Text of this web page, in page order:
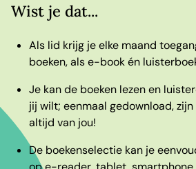
Wist je dat...
Als lid krijg je elke maand
boeken, als e-book én
Je kan de boeken lezen en
jij wilt; eenmaal gedownload,
altijd van jou!
De boekenselectie kan je